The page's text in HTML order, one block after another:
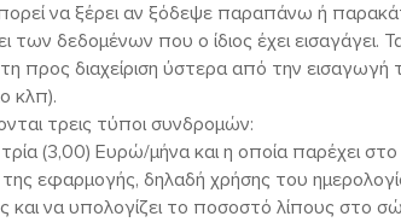
να ξέρει αν ξόδεψε παραπάνω ή
των δεδομένων που ο ίδιος έχει εισαγάγει.
προς διαχείριση ύστερα από την
κλπ).
τρεις τύποι συνδρομών:
(3,00) Ευρώ/μήνα και η οποία παρέχει
της εφαρμογής, δηλαδή χρήσης του
και να υπολογίζει το ποσοστό λίπους στο